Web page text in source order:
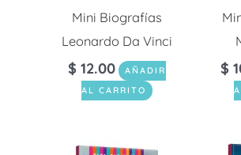
Mini Biografías
Leonardo Da Vinci
$ 12.00
AÑADIR
AL CARRITO
$